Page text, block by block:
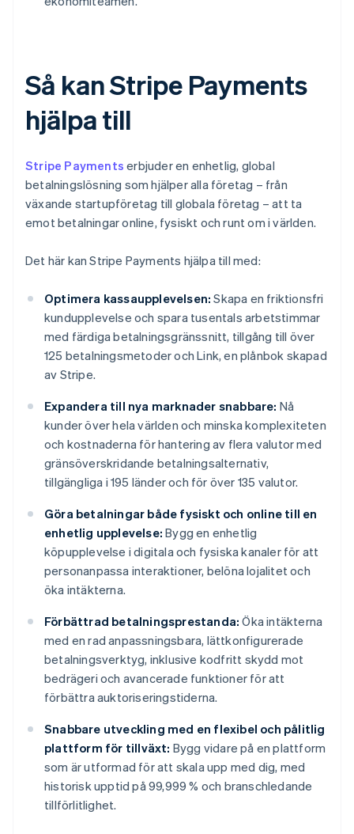
Så kan Stripe Payments
hjälpa till
Stripe Payments erbjuder en enhetlig, global
betalningslösning som hjälper alla företag – från
växande startupföretag till globala företag – att ta
emot betalningar online, fysiskt och runt om i världen.
Det här kan Stripe Payments hjälpa till med:
Optimera kassaupplevelsen: Skapa en friktionsfri
kundupplevelse och spara tusentals arbetstimmar
med färdiga betalningsgränssnitt, tillgång till över
125 betalningsmetoder och Link, en plånbok skapad
av Stripe.
Expandera till nya marknader snabbare: Nå
kunder över hela världen och minska komplexiteten
och kostnaderna för hantering av flera valutor med
gränsöverskridande betalningsalternativ,
tillgängliga i 195 länder och för över 135 valutor.
Göra betalningar både fysiskt och online till en
enhetlig upplevelse: Bygg en enhetlig
köpupplevelse i digitala och fysiska kanaler för att
personanpassa interaktioner, belöna lojalitet och
öka intäkterna.
Förbättrad betalningsprestanda: Öka intäkterna
med en rad anpassningsbara, lättkonfigurerade
betalningsverktyg, inklusive kodfritt skydd mot
bedrägeri och avancerade funktioner för att
förbättra auktoriseringstiderna.
Snabbare utveckling med en flexibel och pålitlig
plattform för tillväxt: Bygg vidare på en plattform
som är utformad för att skala upp med dig, med
historisk upptid på 99,999 % och branschledande
tillförlitlighet.